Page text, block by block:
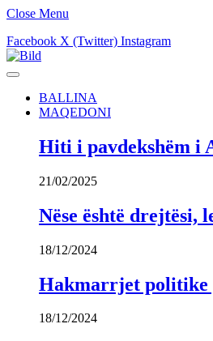
Close Menu
Facebook X (Twitter) Instagram
BALLINA
MAQEDONI
Hiti i pavdekshëm i
21/02/2025
Nëse është drejtësi,
18/12/2024
Hakmarrjet politike
18/12/2024